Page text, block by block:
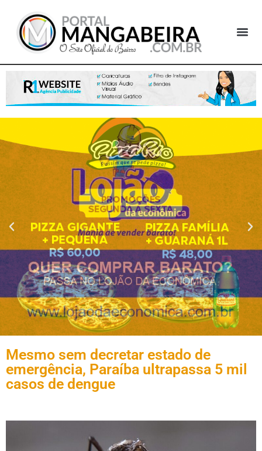
Mesmo sem decretar estado de
emergência, Paraíba ultrapassa 5 mil
casos de dengue